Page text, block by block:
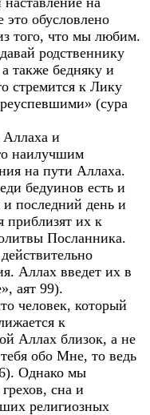
обусловлено
того, что мы любим.
родственнику
также бедняку и
стремится к Лику
(сура
Аллаха и
наилучшим
на пути Аллаха.
бедуинов есть и
последний день и
приблизят их к
Посланника.
Аллах введет их в
аят 99).
человек, который
к
Аллах близок, а не
обо Мне, то ведь
Однако мы
сна и
религиозных